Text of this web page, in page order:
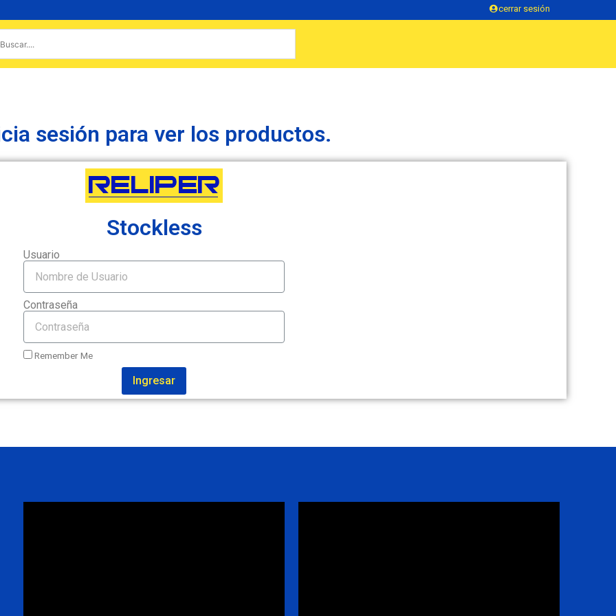
cerrar sesión
sesión para ver los productos.
Stockless
Usuario
Contraseña
Remember Me
Ingresar